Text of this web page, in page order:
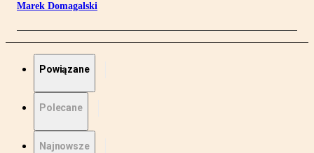
Marek Domagalski
Powiązane
Polecane
Najnowsze